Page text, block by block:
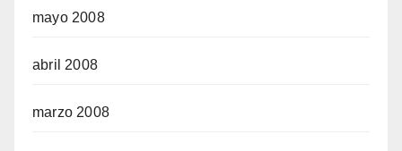
mayo 2008
abril 2008
marzo 2008